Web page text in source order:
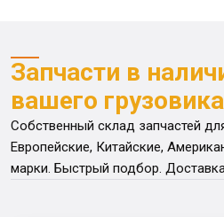
Запчасти в
вашего грузовика
Собственный склад запчастей
Европейские, Китайские,
марки. Быстрый подбор.